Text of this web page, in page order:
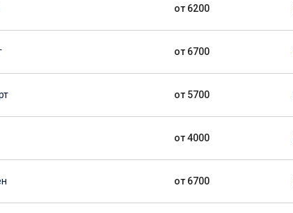
от 6200
от 6700
от 5700
от 4000
от 6700